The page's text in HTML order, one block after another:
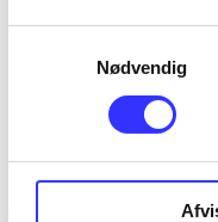
Nødvendig
22